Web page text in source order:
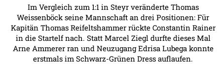
Im Vergleich zum 1:1 in Steyr veränderte Thomas
Weissenböck seine Mannschaft an drei Positionen: Für
Kapitän Thomas Reifeltshammer rückte Constantin Rainer
in die Startelf nach. Statt Marcel Ziegl durfte dieses Mal
Arne Ammerer ran und Neuzugang Edrisa Lubega konnte
erstmals im Schwarz-Grünen Dress auflaufen.